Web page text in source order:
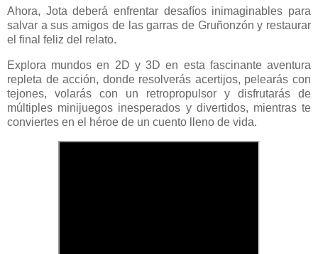
Ahora, Jota deberá enfrentar desafíos inimaginables para
salvar a sus amigos de las garras de Gruñonzón y restaurar
el final feliz del relato.
Explora mundos en 2D y 3D en esta fascinante aventura
repleta de acción, donde resolverás acertijos, pelearás con
tejones, volarás con un retropropulsor y disfrutarás de
múltiples minijuegos inesperados y divertidos, mientras te
conviertes en el héroe de un cuento lleno de vida.